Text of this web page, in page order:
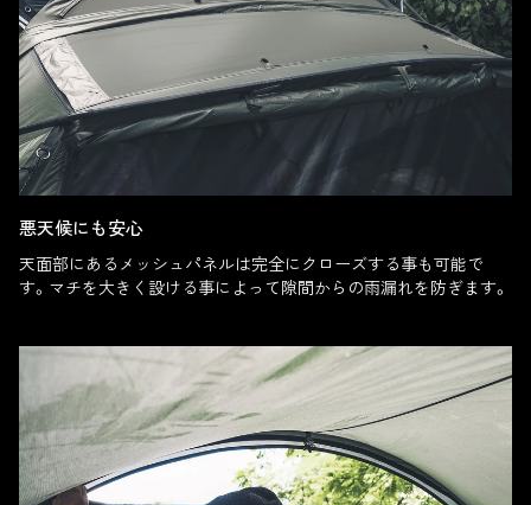
悪天候にも安心
天面部にあるメッシュパネルは完全にクローズする事も可能で
す。マチを大きく設ける事によって隙間からの雨漏れを防ぎます。